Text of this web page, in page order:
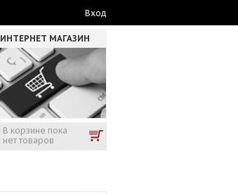
Вход
ИНТЕРНЕТ МАГАЗИН
В корзине пока
нет товаров